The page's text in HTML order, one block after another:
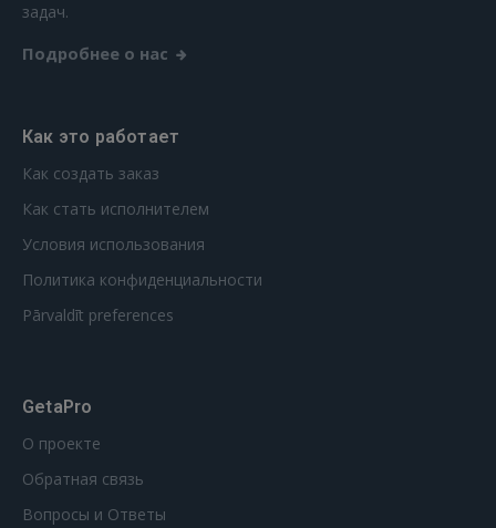
задач.
Подробнее о нас
Как это работает
Как создать заказ
Как стать исполнителем
Условия использования
Политика конфиденциальности
Pārvaldīt preferences
GetaPro
О проекте
Обратная связь
Вопросы и Ответы